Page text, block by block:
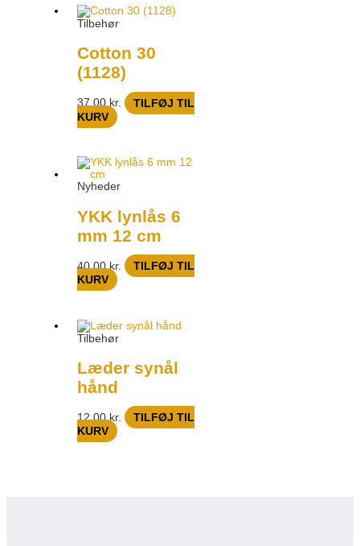
Tilbehør
Cotton 30
(1128)
37,00kr.
TILFØJ TIL
KURV
Nyheder
YKK lynlås 6
mm 12 cm
40,00kr.
TILFØJ TIL
KURV
Tilbehør
Læder synål
hånd
12,00kr.
TILFØJ TIL
KURV